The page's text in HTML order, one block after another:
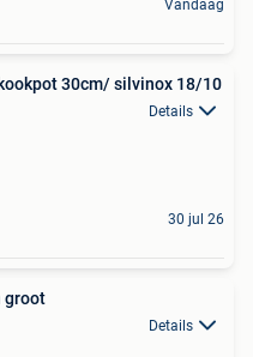
Vandaag
Demeyere kookpot 30cm/ silvinox 18/10
Details
30 jul 26
groot
Details